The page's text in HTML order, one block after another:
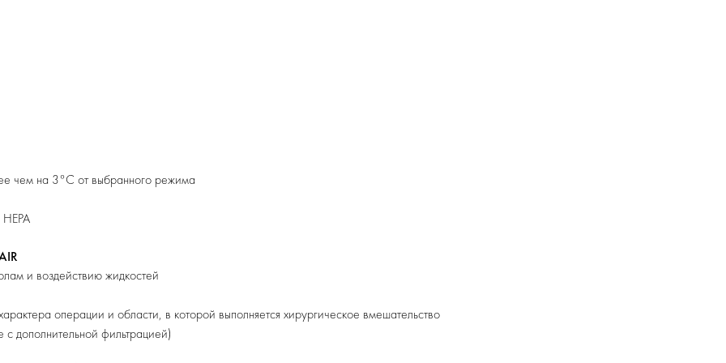
чем на 3°С от выбранного режима
и воздействию жидкостей
операции и области, в которой выполняется хирургическое вмешательство
дополнительной фильтрацией)